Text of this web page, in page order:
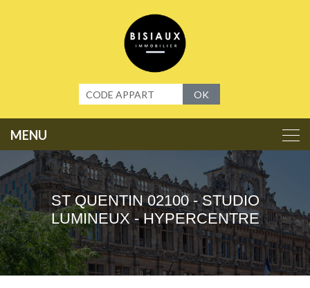
OK
ST QUENTIN 02100 - STUDIO
LUMINEUX - HYPERCENTRE